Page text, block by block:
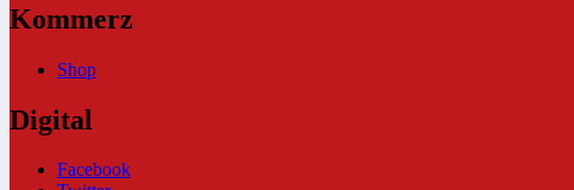
Kommerz
Shop
Digital
Facebook